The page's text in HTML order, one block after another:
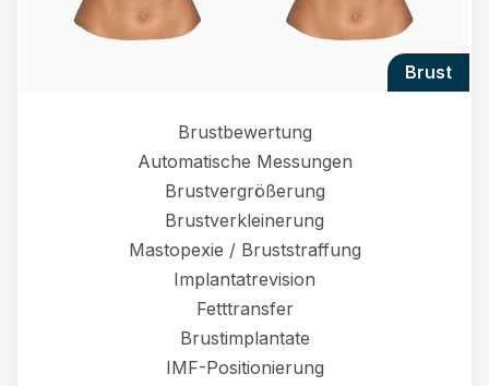
brust
Brustbewertung
Automatische Messungen
Brustvergrößerung
Brustverkleinerung
Mastopexie / Bruststraffung
Implantatrevision
Fetttransfer
Brustimplantate
IMF-Positionierung